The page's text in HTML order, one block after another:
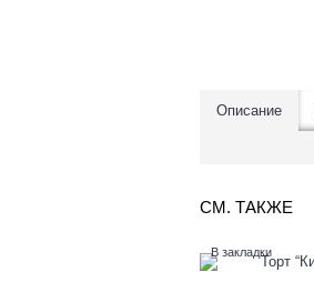
Описание
СМ. ТАКЖЕ
В закладки